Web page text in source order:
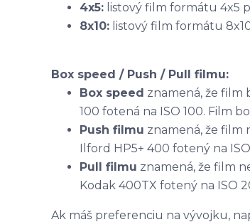
4x5: listový film formátu 4x5
8x10: listový film formátu
Box speed / Push / Pull filmu:
Box speed znamená, že film
100 fotená na ISO 100. Film
Push filmu znamená, že
Ilford HP5+ 400 fotený na
Pull filmu znamená, že film
Kodak 400TX fotený na ISO
Ak máš preferenciu na vývojku,